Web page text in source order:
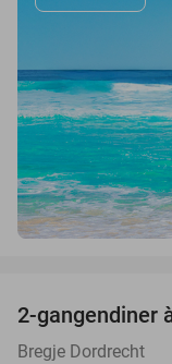
2-gangendiner
Bregje Dordrecht